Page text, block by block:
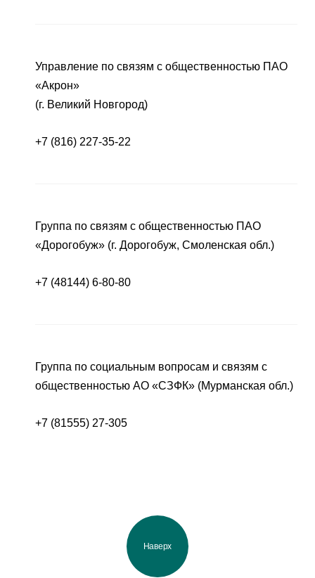
Управление по связям с общественностью ПАО
«Акрон»
(г. Великий Новгород)
+7 (816) 227-35-22
Группа по связям с общественностью ПАО
«Дорогобуж» (г. Дорогобуж, Смоленская обл.)
+7 (48144) 6-80-80
Группа по социальным вопросам и связям с
общественностью АО «СЗФК» (Мурманская обл.)
+7 (81555) 27-305
Наверх